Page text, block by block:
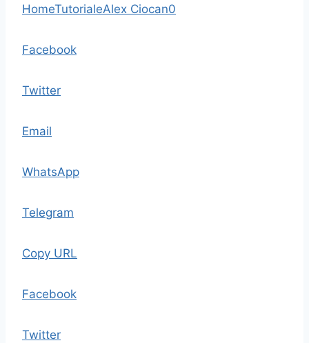
HomeTutorialeAlex Ciocan0
Facebook
Twitter
Email
WhatsApp
Telegram
Copy URL
Facebook
Twitter